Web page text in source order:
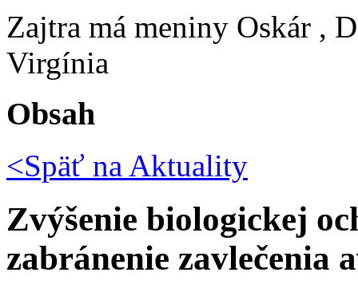
Zajtra má meniny Oskár ,
Virgínia
Obsah
<Späť na Aktuality
Zvýšenie biologickej
zabránenie zavlečenia